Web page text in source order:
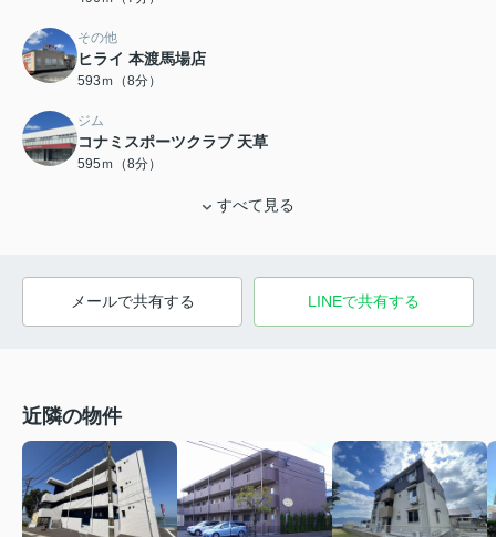
その他
ヒライ 本渡馬場店
593ｍ（8分）
ジム
コナミスポーツクラブ 天草
595ｍ（8分）
すべて見る
メールで共有する LINEで共有する
近隣の物件